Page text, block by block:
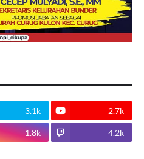
3.1k 2.7k
1.8k 4.2k